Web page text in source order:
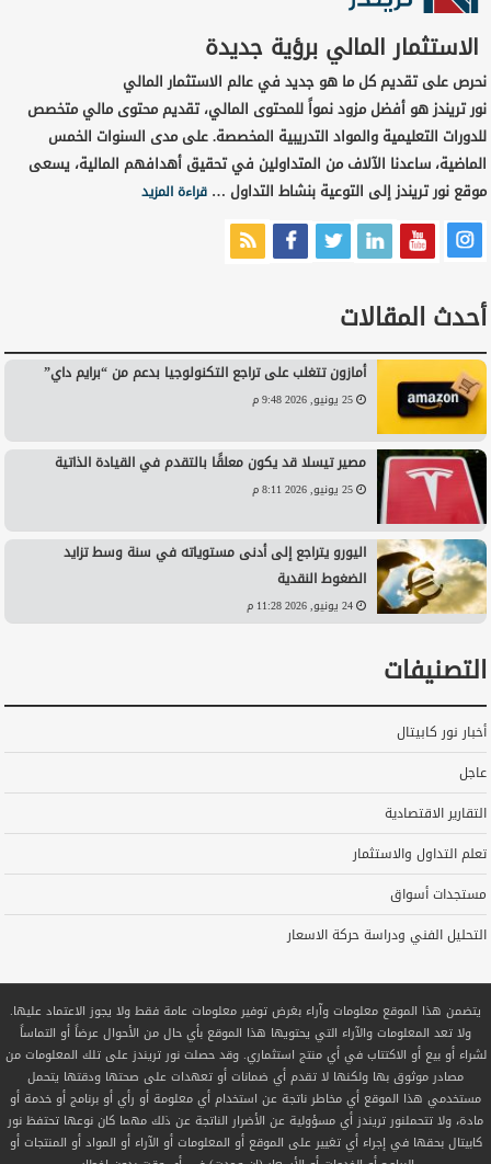
الاستثمار المالي برؤية جديدة
نحرص على تقديم كل ما هو جديد في عالم الاستثمار المالي
نور تريندز هو أفضل مزود نمواً للمحتوى المالي، تقديم محتوى مالي متخصص
للدورات التعليمية والمواد التدريبية المخصصة. على مدى السنوات الخمس
الماضية، ساعدنا الآلاف من المتداولين في تحقيق أهدافهم المالية، يسعى
موقع نور تريندز إلى التوعية بنشاط التداول …قراءة المزيد
أحدث المقالات
أمازون تتغلب على تراجع التكنولوجيا بدعم من “برايم داي”
25 يونيو, 2026 9:48 م
مصير تيسلا قد يكون معلقًا بالتقدم في القيادة الذاتية
25 يونيو, 2026 8:11 م
اليورو يتراجع إلى أدنى مستوياته في سنة وسط تزايد
الضغوط النقدية
24 يونيو, 2026 11:28 م
التصنيفات
أخبار نور كابيتال
عاجل
التقارير الاقتصادية
تعلم التداول والاستثمار
مستجدات أسواق
التحليل الفني ودراسة حركة الاسعار
يتضمن هذا الموقع معلومات وآراء بغرض توفير معلومات عامة فقط ولا يجوز الاعتماد عليها.
ولا تعد المعلومات والآراء التي يحتويها هذا الموقع بأي حال من الأحوال عرضاً أو التماساً
لشراء أو بيع أو الاكتتاب في أي منتج استثماري. وقد حصلت نور تريندز على تلك المعلومات من
مصادر موثوق بها ولكنها لا تقدم أي ضمانات أو تعهدات على صحتها ودقتها يتحمل
مستخدمي هذا الموقع أي مخاطر ناتجة عن استخدام أي معلومة أو رأي أو برنامج أو خدمة أو
مادة، ولا تتحملنور تريندز أي مسؤولية عن الأضرار الناتجة عن ذلك مهما كان نوعها تحتفظ نور
كابيتال بحقها في إجراء أي تغيير على الموقع أو المعلومات أو الآراء أو المواد أو المنتجات أو